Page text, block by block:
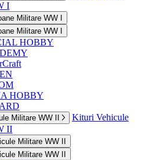
I
Militare WW I
Militare WW I
HOBBY
HOBBY
Militare WW II
Kituri Vehicule
II
Militare WW II
Militare WW II